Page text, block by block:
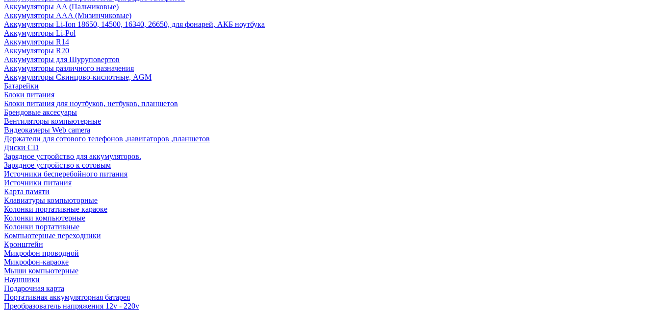
Аккумуляторы AA (Пальчиковые)
Аккумуляторы AAA (Мизинчиковые)
Аккумуляторы Li-Ion 18650, 14500, 16340, 26650, для фонарей, АКБ ноутбука
Аккумуляторы Li-Pol
Аккумуляторы R14
Аккумуляторы R20
Аккумуляторы для Шуруповертов
Аккумуляторы различного назначения
Аккумуляторы Свинцово-кислотные, AGM
Батарейки
Блоки питания
Блоки питания для ноутбуков, нетбуков, планшетов
Брендовые аксесуары
Вентиляторы компьютерные
Видеокамеры Web camera
Держатели для сотового телефонов ,навигаторов ,планшетов
Диски CD
Зарядное устройство для аккумуляторов.
Зарядное устройство к сотовым
Источники бесперебойного питания
Источники питания
Карта памяти
Клавиатуры компьюторные
Колонки портативные караоке
Колонки компьютерные
Колонки портативные
Компьютерные переходники
Кронштейн
Микрофон проводной
Микрофон-караоке
Мыши компьютерные
Наушники
Подарочная карта
Портативная аккумуляторная батарея
Преобразователь напряжения 12v - 220v